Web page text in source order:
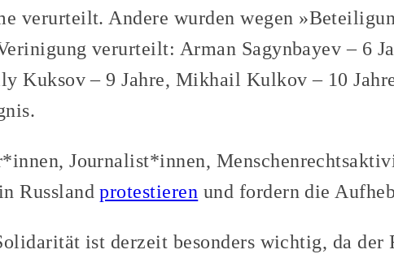
verurteilt. Andere wurden wegen
verurteilt: Arman Sagynbayev – 6
Kuksov – 9 Jahre, Mikhail Kulkov – 10
Journalist*innen,
Russlandprotestieren und fordern die
ist derzeit besonders wichtig, da der